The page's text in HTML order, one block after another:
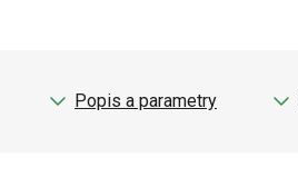
Popis a parametry